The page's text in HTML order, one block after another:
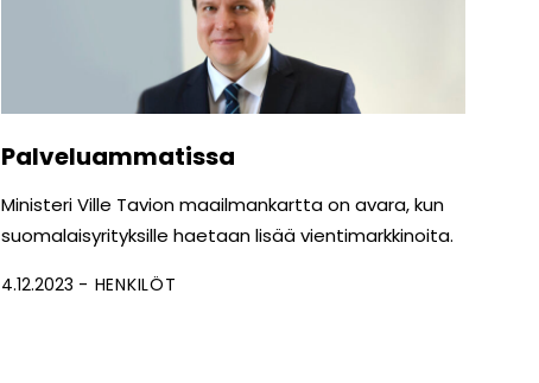
Palveluammatissa
Ministeri Ville Tavion maailmankartta on avara, kun
suomalaisyrityksille haetaan lisää vientimarkkinoita.
4.12.2023 HENKILÖT